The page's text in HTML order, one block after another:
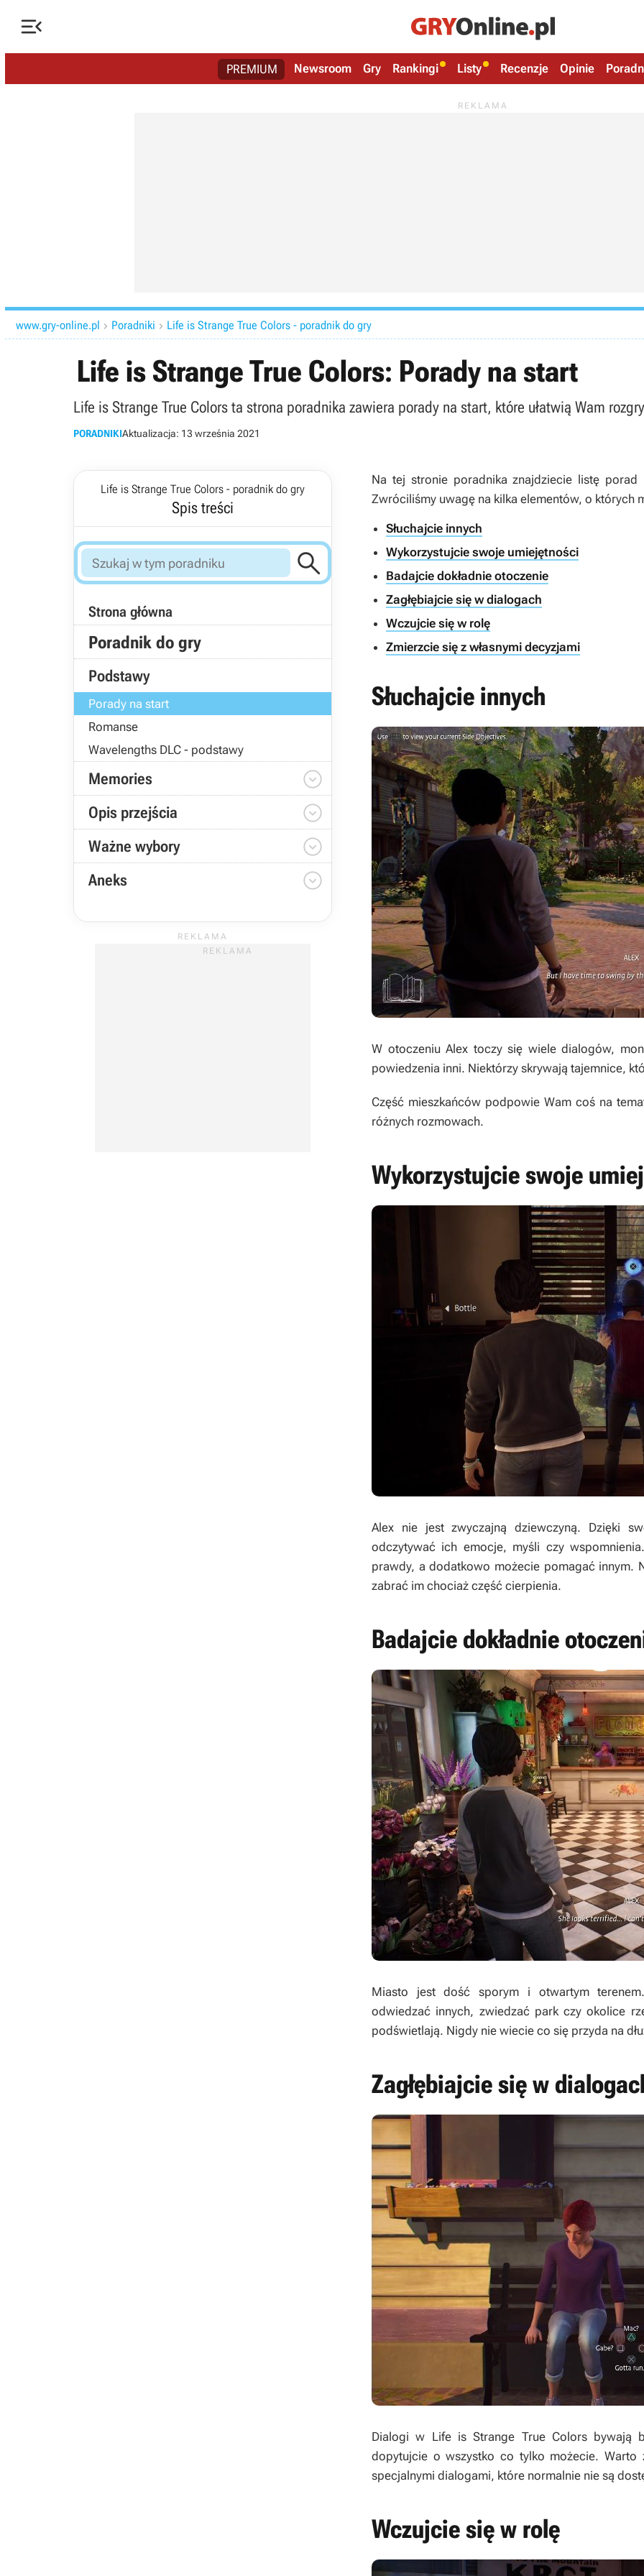

PREMIUM Newsroom Gry Rankingi Listy Recenzje Opinie
www.gry-online.pl  Poradniki  Life is Strange True Colors - poradnik do gry
Life is Strange True Colors: Porady na start
Life is Strange True Colors ta strona poradnika zawiera porady na start, które ułatwią Wam
PORADNIKIAktualizacja: 13 września 2021
Life is Strange True Colors - poradnik do gry
Spis treści

Strona główna
Poradnik do gry
Podstawy
Porady na start
Romanse
Wavelengths DLC - podstawy
Memories 
Opis przejścia 
Ważne wybory 
Aneks 
Na tej stronie poradnika znajdziecie listę
Zwróciliśmy uwagę na kilka elementów, o których
Słuchajcie innych
Wykorzystujcie swoje umiejętności
Badajcie dokładnie otoczenie
Zagłębiajcie się w dialogach
Wczujcie się w rolę
Zmierzcie się z własnymi decyzjami
Słuchajcie innych
W otoczeniu Alex toczy się wiele dialogów,
powiedzenia inni. Niektórzy skrywają tajemnice,
Część mieszkańców podpowie Wam coś na
różnych rozmowach.
Wykorzystujcie swoje
Alex nie jest zwyczajną dziewczyną. Dzięki
odczytywać ich emocje, myśli czy
prawdy, a dodatkowo możecie pomagać innym.
zabrać im chociaż część cierpienia.
Badajcie dokładnie
Miasto jest dość sporym i otwartym
odwiedzać innych, zwiedzać park czy okolice
podświetlają. Nigdy nie wiecie co się przyda na
Zagłębiajcie się w
Dialogi w Life is Strange True Colorsbywają
dopytujcie o wszystko co tylko możecie.
specjalnymi dialogami, które normalnie nie są
Wczujcie się w rolę